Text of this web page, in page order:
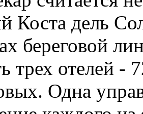
Коста дель
береговой
трех отелей -
Одна